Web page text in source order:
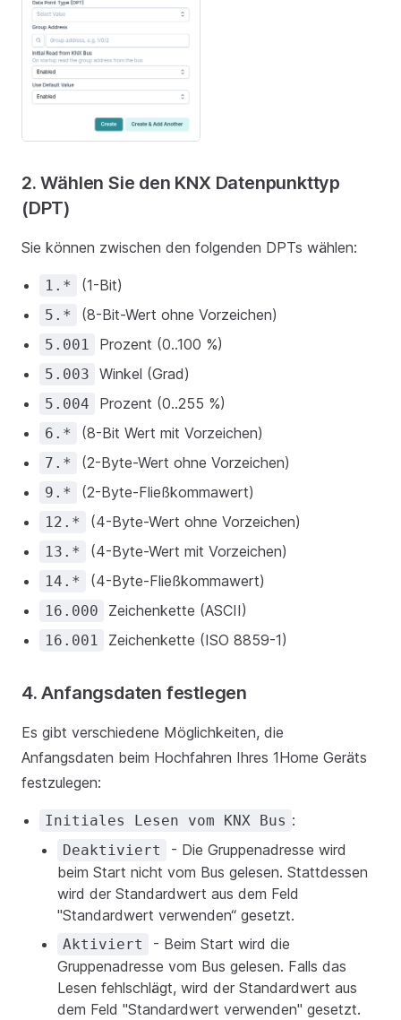
2. Wählen Sie den KNX Datenpunkttyp
(DPT)
Sie können zwischen den folgenden DPTs wählen:
1.* (1-Bit)
5.* (8-Bit-Wert ohne Vorzeichen)
5.001 Prozent (0..100 %)
5.003 Winkel (Grad)
5.004 Prozent (0..255 %)
6.* (8-Bit Wert mit Vorzeichen)
7.* (2-Byte-Wert ohne Vorzeichen)
9.* (2-Byte-Fließkommawert)
12.* (4-Byte-Wert ohne Vorzeichen)
13.* (4-Byte-Wert mit Vorzeichen)
14.* (4-Byte-Fließkommawert)
16.000 Zeichenkette (ASCII)
16.001 Zeichenkette (ISO 8859-1)
4. Anfangsdaten festlegen
Es gibt verschiedene Möglichkeiten, die
Anfangsdaten beim Hochfahren Ihres 1Home Geräts
festzulegen:
Initiales Lesen vom KNX Bus :
Deaktiviert
- Die Gruppenadresse wird
beim Start nicht vom Bus gelesen. Stattdessen
wird der Standardwert aus dem Feld
"Standardwert verwenden“ gesetzt.
Aktiviert
- Beim Start wird die
Gruppenadresse vom Bus gelesen. Falls das
Lesen fehlschlägt, wird der Standardwert aus
dem Feld "Standardwert verwenden" gesetzt.